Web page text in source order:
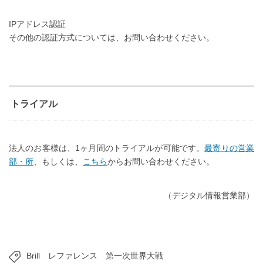
IPアドレス認証
その他の認証方式については、お問い合わせください。
トライアル
法人のお客様は、1ヶ月間のトライアルが可能です。最寄りの営業
部・所 、もしくは、 こちらからお問い合わせください。
（デジタル情報営業部）
Brill レファレンス 第一次世界大戦